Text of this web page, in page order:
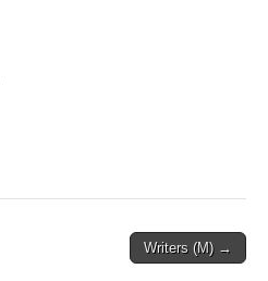
Writers (M) →